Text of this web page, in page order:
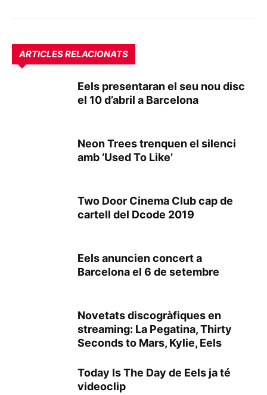
ARTICLES RELACIONATS
Eels presentaran el seu nou disc
el 10 d’abril a Barcelona
Neon Trees trenquen el silenci
amb ‘Used To Like’
Two Door Cinema Club cap de
cartell del Dcode 2019
Eels anuncien concert a
Barcelona el 6 de setembre
Novetats discogràfiques en
streaming: La Pegatina, Thirty
Seconds to Mars, Kylie, Eels
Today Is The Day de Eels ja té
videoclip